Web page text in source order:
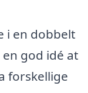
i en dobbelt
god idé at
forskellige